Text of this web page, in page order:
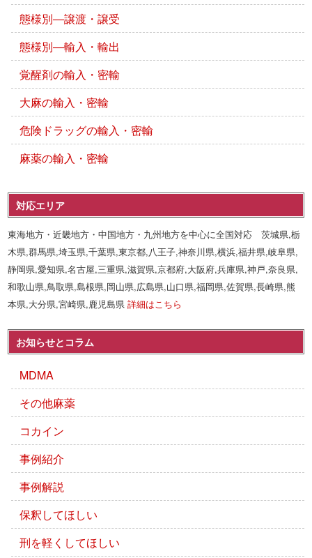
態様別―譲渡・譲受
態様別―輸入・輸出
覚醒剤の輸入・密輸
大麻の輸入・密輸
危険ドラッグの輸入・密輸
麻薬の輸入・密輸
対応エリア
東海地方・近畿地方・中国地方・九州地方を中心に全国対応 茨城県,栃
木県,群馬県,埼玉県,千葉県,東京都,八王子,神奈川県,横浜,福井県,岐阜県,
静岡県,愛知県,名古屋,三重県,滋賀県,京都府,大阪府,兵庫県,神戸,奈良県,
和歌山県,鳥取県,島根県,岡山県,広島県,山口県,福岡県,佐賀県,長崎県,熊
本県,大分県,宮崎県,鹿児島県詳細はこちら
お知らせとコラム
MDMA
その他麻薬
コカイン
事例紹介
事例解説
保釈してほしい
刑を軽くしてほしい